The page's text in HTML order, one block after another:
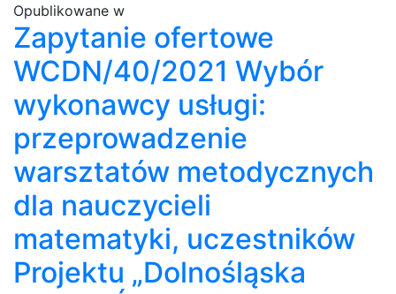
Opublikowane w
Zapytanie ofertowe
WCDN/40/2021 Wybór
wykonawcy usługi:
przeprowadzenie
warsztatów metodycznych
dla nauczycieli
matematyki, uczestników
Projektu „Dolnośląska